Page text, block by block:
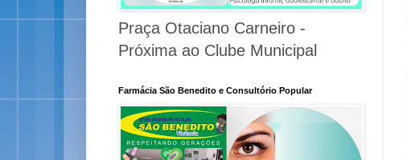
Praça Otaciano Carneiro -
Próxima ao Clube Municipal
Farmácia São Benedito e Consultório Popular